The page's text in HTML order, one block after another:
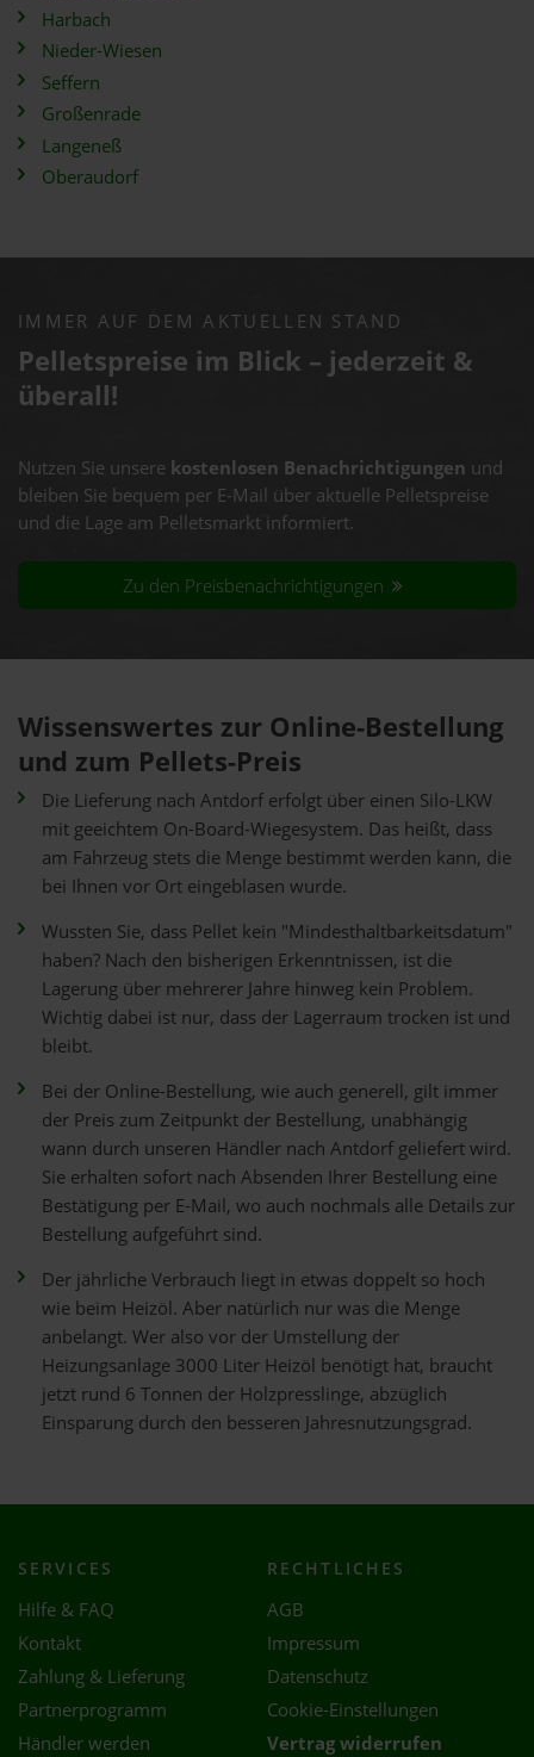
Harbach
Nieder-Wiesen
Seffern
Großenrade
Langeneß
Oberaudorf
IMMER AUF DEM AKTUELLEN STAND
Pelletspreise im Blick – jederzeit &
überall!
Nutzen Sie unsere kostenlosen Benachrichtigungen und
bleiben Sie bequem per E-Mail über aktuelle Pelletspreise
und die Lage am Pelletsmarkt informiert.
Zu den Preisbenachrichtigungen
Wissenswertes zur Online-Bestellung
und zum Pellets-Preis
Die Lieferung nach Antdorf erfolgt über einen Silo-LKW
mit geeichtem On-Board-Wiegesystem. Das heißt, dass
am Fahrzeug stets die Menge bestimmt werden kann, die
bei Ihnen vor Ort eingeblasen wurde.
Wussten Sie, dass Pellet kein "Mindesthaltbarkeitsdatum"
haben? Nach den bisherigen Erkenntnissen, ist die
Lagerung über mehrerer Jahre hinweg kein Problem.
Wichtig dabei ist nur, dass der Lagerraum trocken ist und
bleibt.
Bei der Online-Bestellung, wie auch generell, gilt immer
der Preis zum Zeitpunkt der Bestellung, unabhängig
wann durch unseren Händler nach Antdorf geliefert wird.
Sie erhalten sofort nach Absenden Ihrer Bestellung eine
Bestätigung per E-Mail, wo auch nochmals alle Details zur
Bestellung aufgeführt sind.
Der jährliche Verbrauch liegt in etwas doppelt so hoch
wie beim Heizöl. Aber natürlich nur was die Menge
anbelangt. Wer also vor der Umstellung der
Heizungsanlage 3000 Liter Heizöl benötigt hat, braucht
jetzt rund 6 Tonnen der Holzpresslinge, abzüglich
Einsparung durch den besseren Jahresnutzungsgrad.
SERVICES
Hilfe & FAQ
Kontakt
Zahlung & Lieferung
Partnerprogramm
Händler werden
RECHTLICHES
AGB
Impressum
Datenschutz
Cookie-Einstellungen
Vertrag widerrufen